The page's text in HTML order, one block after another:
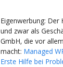
Eigenwerbung:
und zwar als
GmbH, die vor
macht: Managed
Erste Hilfe bei